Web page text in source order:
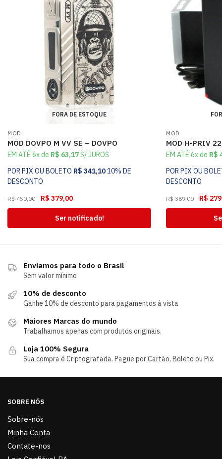
FORA DE ESTOQUE
MOD
MOD DOVPO M VV SE – DOVPO
EM ATÉ 6x de R$ 63,17S/ JUROS
POR PIX OU BOLETO R$ 341,1010% DE
DESCONTO
R$450,00 R$ 379,00
Ser notificado!
MOD
MOD H-PRIV
EM ATÉ 6x de R$
POR PIX OU
DESCONTO
R$389,00 R$
Enviamos para todo o Brasil
Sem valor mínimo
10% de desconto
Ganhe 10% de desconto para pagamentos á vista
Maiores Marcas do mundo
Trabalhamos apenas com produtos originais.
Loja 100% Segura
Sua compra é Criptografada. Pague por Cartão, Boleto ou Pix.
SOBRE NÓS
Sobre-nós
Minha Conta
Contate-nos